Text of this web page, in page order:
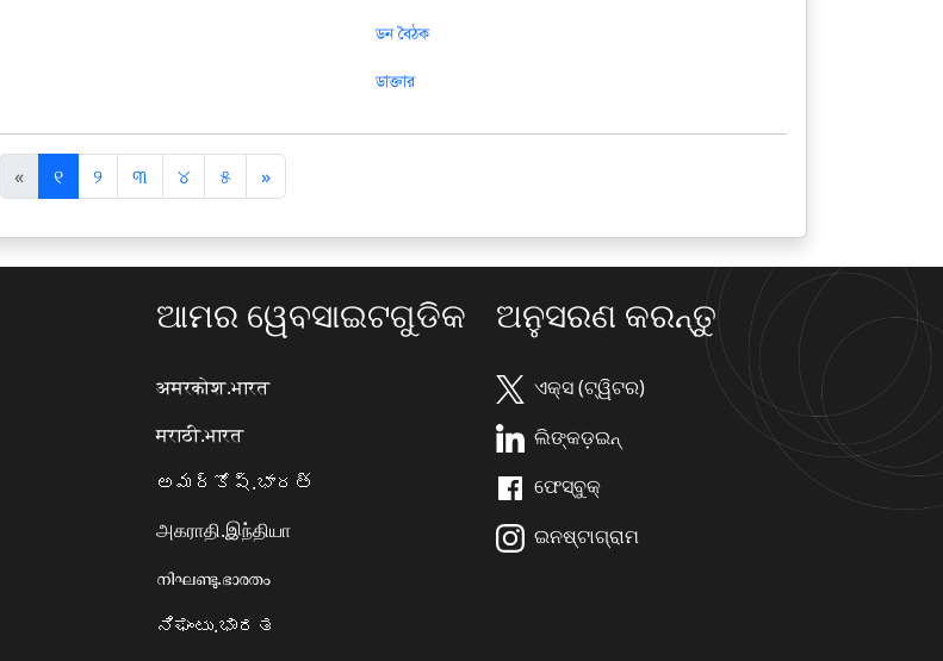
ডন বৈঠক
ডাক্তার
«पि
छ
ला
୧ ୨ ୩ ୪ ୫ »अ
ग
ला
ଆମର ୱେବସାଇଟଗୁଡିକ
अमरकोश.भारत
मराठी.भारत
అమర్కోష్.భారత్
அகராதி.இந்தியா
നിഘണ്ടു.ഭാരതം
ನಿಘಂಟು.ಭಾರತ
ଅନୁସରଣ କରନ୍ତୁ
ଏକ୍ସ (ଟ୍ୱିଟର)
ଲିଙ୍କଡ଼ଇନ୍
ଫେସ୍ବୁକ୍
ଇନଷ୍ଟାଗ୍ରାମ